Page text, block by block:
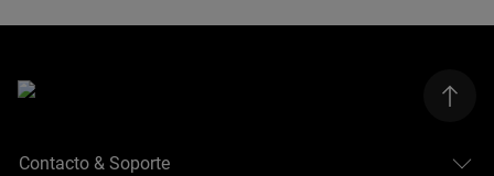
Contacto & Soporte